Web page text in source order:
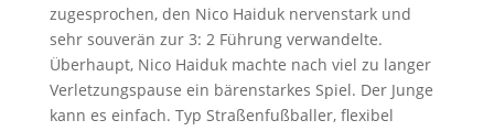
zugesprochen, den Nico Haiduk nervenstark und
sehr souverän zur 3: 2 Führung verwandelte.
Überhaupt, Nico Haiduk machte nach viel zu langer
Verletzungspause ein bärenstarkes Spiel. Der Junge
kann es einfach. Typ Straßenfußballer, flexibel